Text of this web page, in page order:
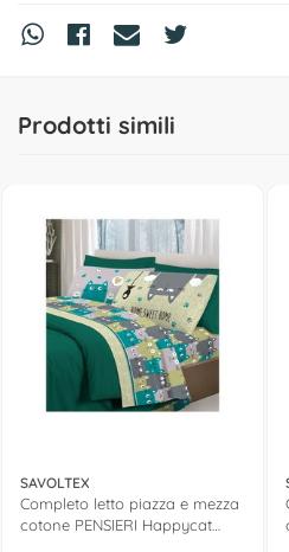
Prodotti simili
SAVOLTEX
Completo letto piazza e mezza
cotone PENSIERI Happycat